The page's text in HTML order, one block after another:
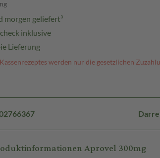
morgen geliefert³
inklusive
Lieferung
werden nur die gesetzlichen
Aprovel 300mg